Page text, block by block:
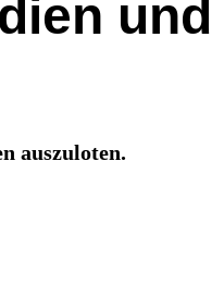
und
auszuloten.